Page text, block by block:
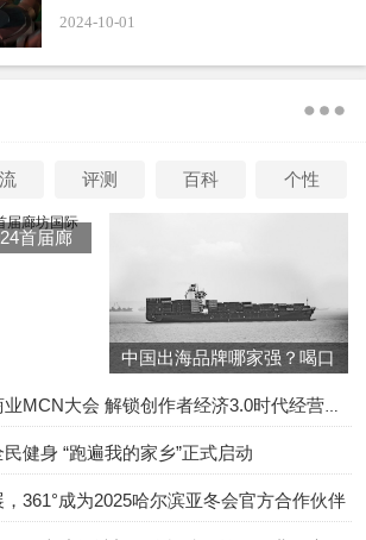
讲的是一群风水师为一个美籍韩裔朴
一个天天被低语的父亲、一个着魔的
邪的传说，让金尚德、高荣根、花林、奉
坟出了问题。
原道北部的朴家祖坟，准备破墓的时
接一件地发生。
2024-10-01
评测 百科 个性
首届廊
中国出海品牌哪家强？喝口
健身 “跑遍我的家乡”正式启动
361°成为2025哈尔滨亚冬会官方合作伙伴